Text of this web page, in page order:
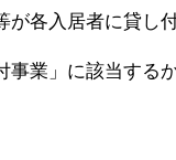
各入居者に貸し
業」に該当する